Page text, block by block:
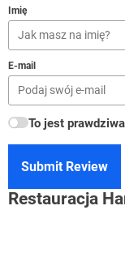
Imię
E-mail
To jest
Submit Review
Restauracja